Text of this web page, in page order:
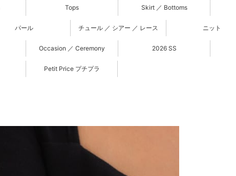
Tops Skirt ／ Bottoms
パール チュール ／ シアー ／ レース ニット
Occasion ／ Ceremony 2026 SS
Petit Price プチプラ